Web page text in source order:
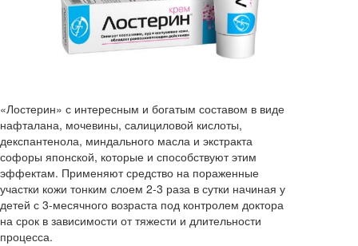
«Лостерин» с интересным и богатым составом в виде
нафталана, мочевины, салициловой кислоты,
декспантенола, миндального масла и экстракта
софоры японской, которые и способствуют этим
эффектам. Применяют средство на пораженные
участки кожи тонким слоем 2-3 раза в сутки начиная у
детей с 3-месячного возраста под контролем доктора
на срок в зависимости от тяжести и длительности
процесса.